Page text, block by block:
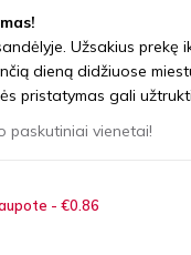
Užsakius prekę
dieną didžiuose
pristatymas gali
paskutiniai vienetai!
- €0 86